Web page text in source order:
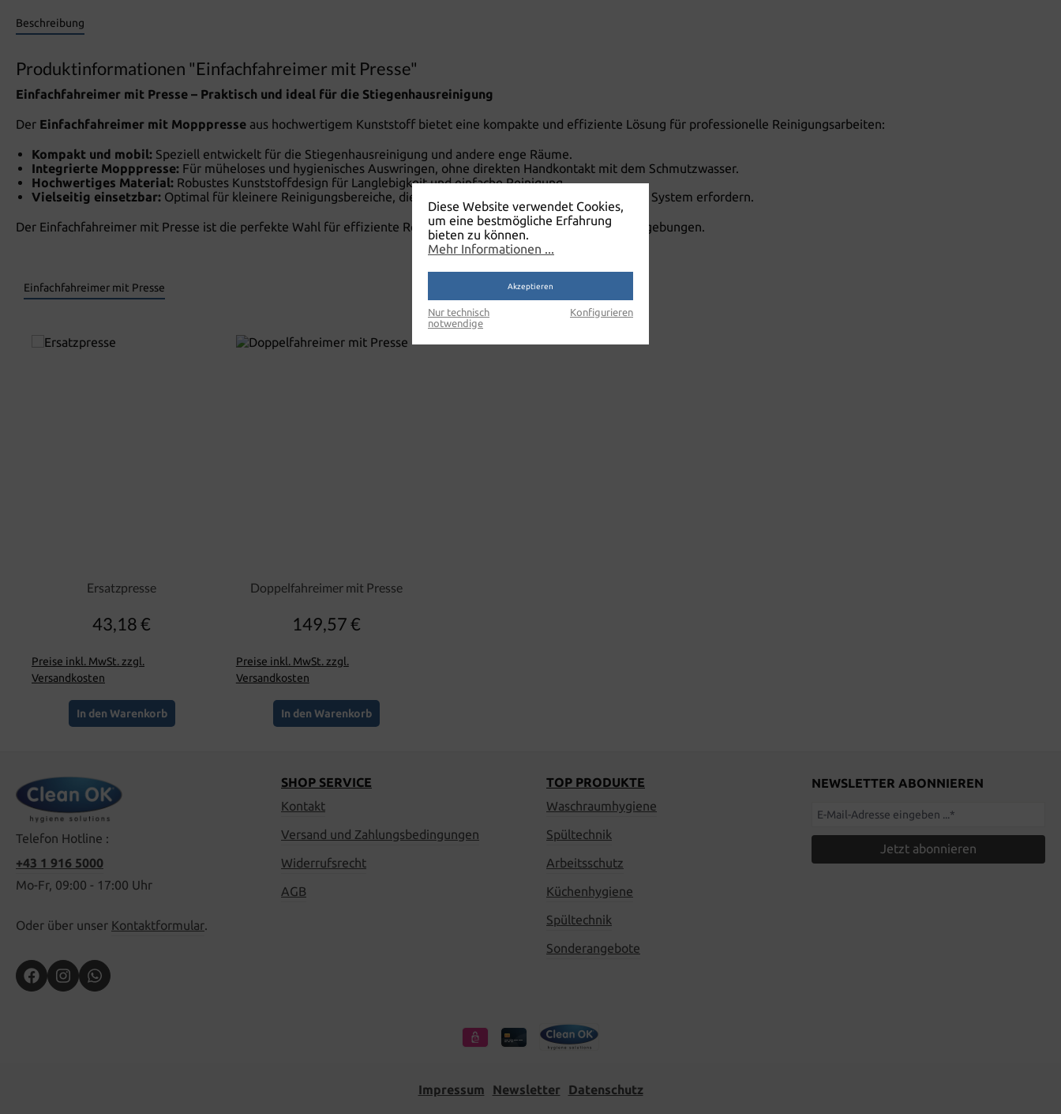
Beschreibung
Produktinformationen "Einfachfahreimer mit Presse"
Einfachfahreimer mit Presse – Praktisch und ideal für die Stiegenhausreinigung
Der Einfachfahreimer mit Mopppresse aus hochwertigem Kunststoff bietet eine kompakte und effiziente Lösung für professionelle Reinigungsarbeiten:
Kompakt und mobil: Speziell entwickelt für die Stiegenhausreinigung und andere enge Räume.
Integrierte Mopppresse: Für müheloses und hygienisches Auswringen, ohne direkten Handkontakt mit dem Schmutzwasser.
Hochwertiges Material: Robustes Kunststoffdesign für Langlebigkeit und einfache Reinigung.
Vielseitig einsetzbar: Optimal für kleinere Reinigungsbereiche, die ein flexibles und leicht zu handhabendes System erfordern.
Der Einfachfahreimer mit Presse ist die perfekte Wahl für effiziente Reinigungsprozesse in anspruchsvollen Umgebungen.
Einfachfahreimer mit Presse
Ersatzpresse
Regulärer Preis:
43,18 €
Preise inkl. MwSt. zzgl.
Versandkosten
In den Warenkorb
Doppelfahreimer mit Presse
Regulärer Preis:
149,57 €
Preise inkl. MwSt. zzgl.
Versandkosten
In den Warenkorb
Telefon Hotline :
+43 1 916 5000
Mo-Fr, 09:00 - 17:00 Uhr
Oder über unser Kontaktformular.
SHOP SERVICE
Kontakt
Versand und Zahlungsbedingungen
Widerrufsrecht
AGB
TOP PRODUKTE
Waschraumhygiene
Spültechnik
Arbeitsschutz
Küchenhygiene
Spültechnik
Sonderangebote
NEWSLETTER ABONNIEREN
Jetzt abonnieren
Impressum Newsletter Datenschutz
Diese Website verwendet Cookies,
um eine bestmögliche Erfahrung
bieten zu können.
Mehr Informationen ...
Akzeptieren
Nur technisch
notwendige
Konfigurieren